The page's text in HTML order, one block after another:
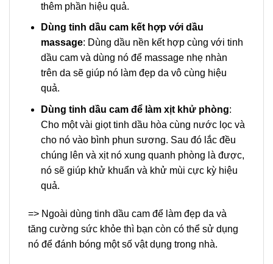
thêm phần hiệu quả.
Dùng tinh dầu cam kết hợp với dầu
massage: Dùng dầu nền kết hợp cùng với tinh
dầu cam và dùng nó để massage nhẹ nhàn
trên da sẽ giúp nó làm đẹp da vô cùng hiệu
quả.
Dùng tinh dầu cam để làm xịt khử phòng:
Cho một vài giọt tinh dầu hòa cùng nước lọc và
cho nó vào bình phun sương. Sau đó lắc đều
chúng lên và xịt nó xung quanh phòng là được,
nó sẽ giúp khử khuẩn và khử mùi cực kỳ hiệu
quả.
=> Ngoài dùng tinh dầu cam để làm đẹp da và
tăng cường sức khỏe thì bạn còn có thể sử dụng
nó để đánh bóng một số vật dụng trong nhà.